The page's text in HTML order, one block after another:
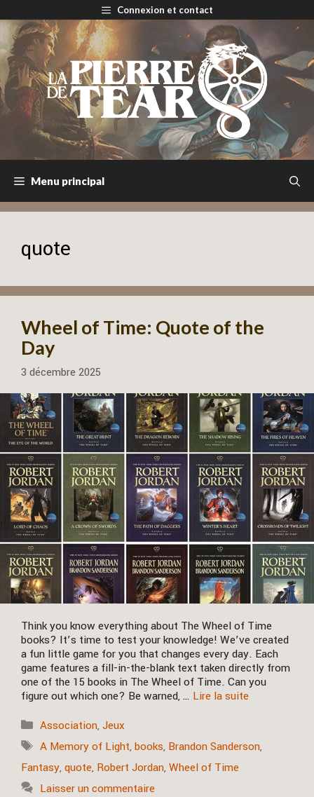
au
contenu
Connexion et contact
Menu principal
quote
Wheel of Time: Quote of the
Day
3 décembre 2025
Think you know everything about The Wheel of Time
books? It’s time to test your knowledge! We’ve created
a fun little game for you that changes every day. Each
game features a fill-in-the-blank text taken directly from
one of the 15 books in The Wheel of Time. Can you
figure out which one? Be warned, … Lire la suite
Catégories
Association,Jeux
Étiquettes
A Memory of Light,books, Brandon Sanderson,
Fantasy, quote, Robert Jordan, Wheel of Time
Laisser un commentaire